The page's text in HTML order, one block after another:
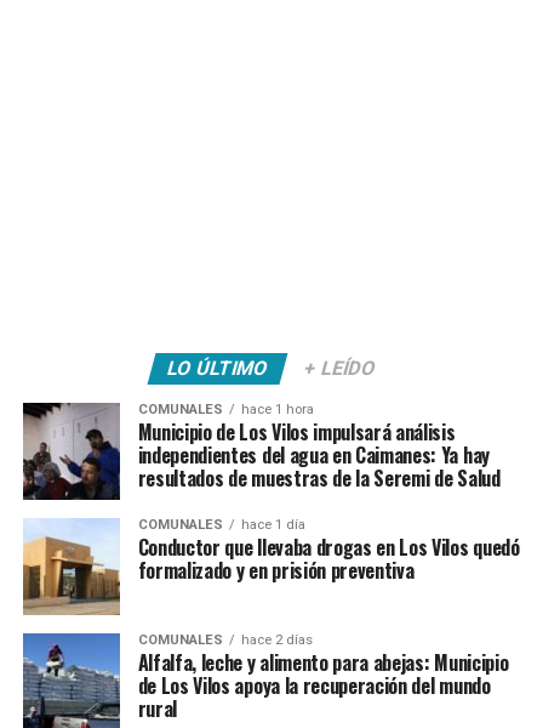
LO ÚLTIMO + LEÍDO
COMUNALES hace 1 hora
Municipio de Los Vilos impulsará análisis
independientes del agua en Caimanes: Ya hay
resultados de muestras de la Seremi de Salud
COMUNALES hace 1 día
Conductor que llevaba drogas en Los Vilos quedó
formalizado y en prisión preventiva
COMUNALES hace 2 días
Alfalfa, leche y alimento para abejas: Municipio
de Los Vilos apoya la recuperación del mundo
rural